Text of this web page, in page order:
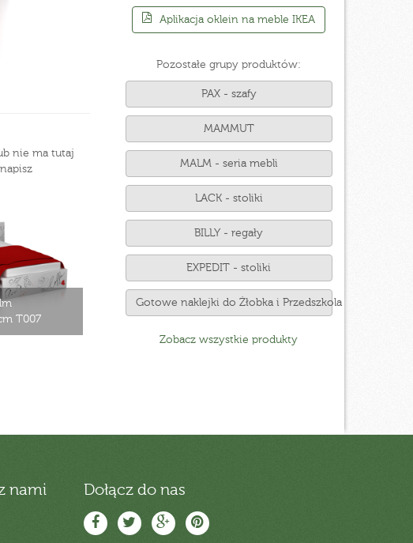
nie ma tutaj
T007
Aplikacja oklein na meble IKEA
Pozostałe grupy produktów:
PAX - szafy
MAMMUT
MALM - seria mebli
LACK - stoliki
BILLY - regały
EXPEDIT - stoliki
Gotowe naklejki do Żłobka i Przedszkola
Zobacz wszystkie produkty
nami Dołącz do nas